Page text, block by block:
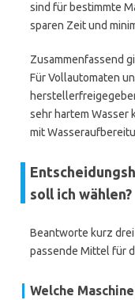
sind für bestimmte
sparen Zeit und
Zusammenfassend
Für Vollautomaten
sehr hartem Wasser
mit
soll ich wählen?
Beantworte kurz
passende Mittel für
Welche